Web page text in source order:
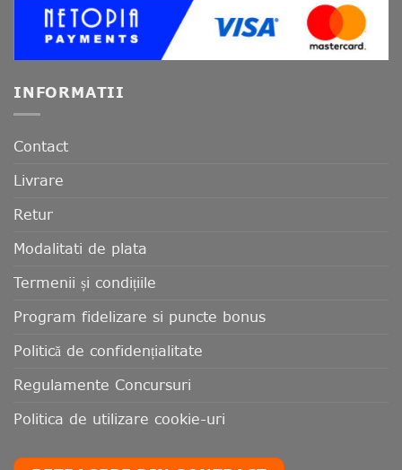
INFORMATII
Contact
Livrare
Retur
Modalitati de plata
Termenii și condițiile
Program fidelizare si puncte bonus
Politică de confidențialitate
Regulamente Concursuri
Politica de utilizare cookie-uri